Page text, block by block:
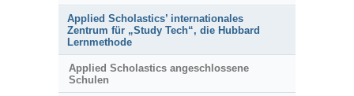
Applied Scholastics’ internationales
Zentrum für „Study Tech“, die Hubbard
Lernmethode
Applied Scholastics angeschlossene
Schulen